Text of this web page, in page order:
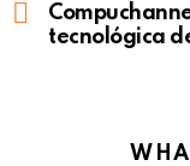
tecnológica